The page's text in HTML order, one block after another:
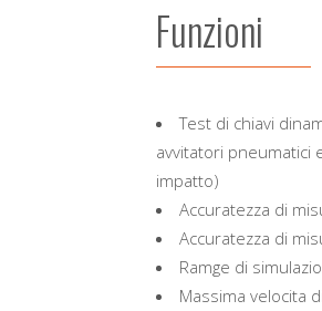
Funzioni
Test di chiavi
avvitatori pneumatici
impatto)
Accuratezza di
Accuratezza di
Ramge di
Massima velocita